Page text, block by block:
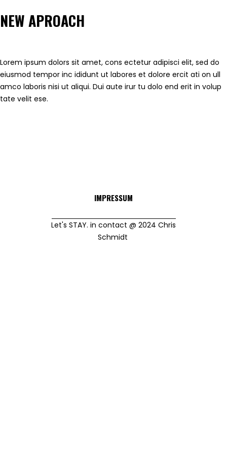
NEW APROACH
Lorem ipsum dolors sit amet, cons ectetur adipisci elit, sed do
eiusmod tempor inc ididunt ut labores et dolore ercit ati on ull
amco laboris nisi ut aliqui. Dui aute irur tu dolo end erit in volup
tate velit ese.
IMPRESSUM
Let's STAY. in contact @ 2024 Chris
Schmidt